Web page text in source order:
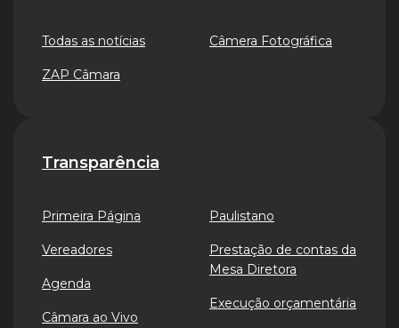
Todas as notícias
ZAP Câmara
Câmera Fotográfica
Transparência
Primeira Página
Vereadores
Agenda
Câmara ao Vivo
Paulistano
Prestação de contas da
Mesa Diretora
Execução orçamentária